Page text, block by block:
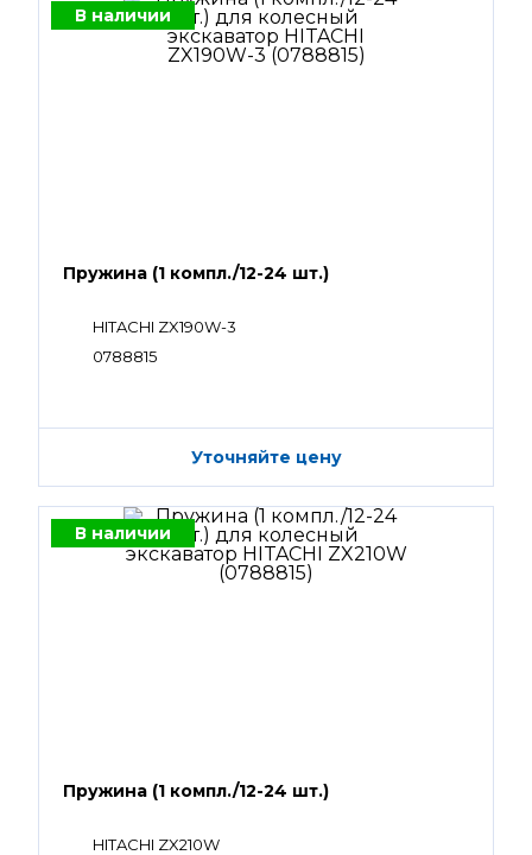
В наличии
Пружина (1 компл./12-24 шт.)
HITACHI ZX190W-3
0788815
Уточняйте цену
В наличии
Пружина (1 компл./12-24 шт.)
HITACHI ZX210W